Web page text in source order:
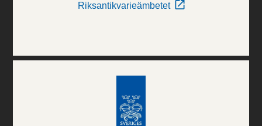
Riksantikvarieämbetet